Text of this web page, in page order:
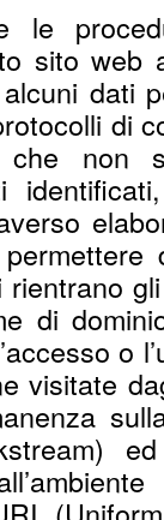
le
sito web
dati
di
che non
di
o
visitate